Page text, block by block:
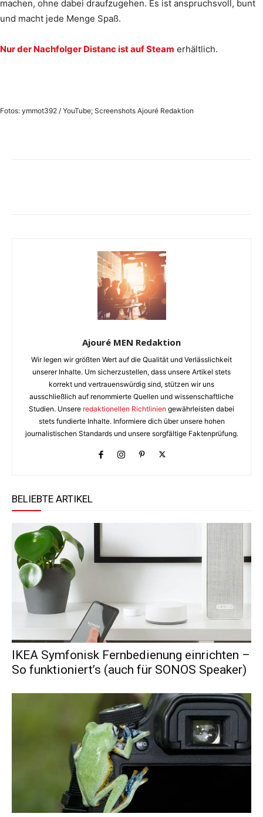
machen, ohne dabei draufzugehen. Es ist anspruchsvoll, bunt
und macht jede Menge Spaß.
Nur der Nachfolger Distanc ist aufSteam erhältlich.
Fotos: ymmot392 / YouTube; Screenshots Ajouré Redaktion
Ajouré MEN Redaktion
Wir legen wir größten Wert auf die Qualität und Verlässlichkeit
unserer Inhalte. Um sicherzustellen, dass unsere Artikel stets
korrekt und vertrauenswürdig sind, stützen wir uns
ausschließlich auf renommierte Quellen und wissenschaftliche
Studien. Unsere redaktionellen Richtlinien gewährleisten dabei
stets fundierte Inhalte. Informiere dich über unsere hohen
journalistischen Standards und unsere sorgfältige Faktenprüfung.
BELIEBTE ARTIKEL
IKEA Symfonisk Fernbedienung einrichten –
So funktioniert’s (auch für SONOS Speaker)